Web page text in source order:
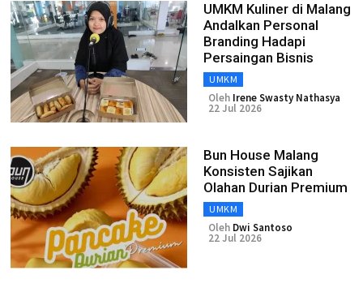
UMKM Kuliner di Malang
Andalkan Personal
Branding Hadapi
Persaingan Bisnis
UMKM
Oleh Irene Swasty Nathasya
22 Jul 2026
Bun House Malang
Konsisten Sajikan
Olahan Durian Premium
UMKM
Oleh Dwi Santoso
22 Jul 2026